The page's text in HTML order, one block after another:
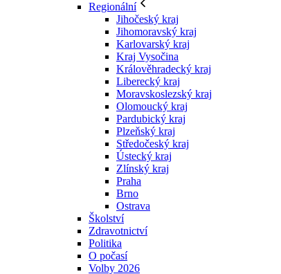
Regionální
Jihočeský kraj
Jihomoravský kraj
Karlovarský kraj
Kraj Vysočina
Králověhradecký kraj
Liberecký kraj
Moravskoslezský kraj
Olomoucký kraj
Pardubický kraj
Plzeňský kraj
Středočeský kraj
Ústecký kraj
Zlínský kraj
Praha
Brno
Ostrava
Školství
Zdravotnictví
Politika
O počasí
Volby 2026